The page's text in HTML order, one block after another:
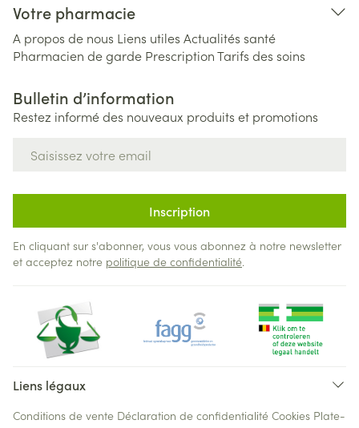
Votre pharmacie
A propos de nous Liens utiles Actualités santé
Pharmacien de garde PrescriptionTarifs des soins
Bulletin d’information
Restez informé des nouveaux produits et promotions
Inscription
En cliquant sur s'abonner, vous vous abonnez à notre newsletter
et acceptez notre politique de confidentialité.
Liens légaux
Conditions de vente Déclaration de confidentialité Cookies Plate-